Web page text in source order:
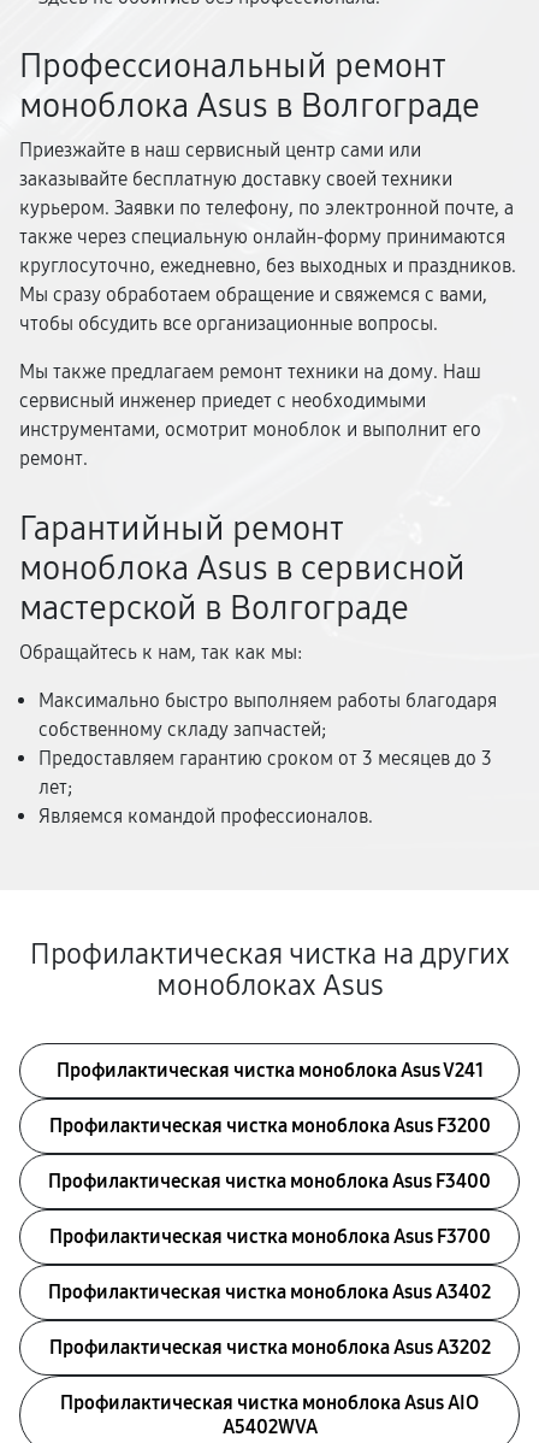
Профессиональный ремонт
моноблока Asus в Волгограде
Приезжайте в наш сервисный центр сами или
заказывайте бесплатную доставку своей техники
курьером. Заявки по телефону, по электронной почте, а
также через специальную онлайн-форму принимаются
круглосуточно, ежедневно, без выходных и праздников.
Мы сразу обработаем обращение и свяжемся с вами,
чтобы обсудить все организационные вопросы.
Мы также предлагаем ремонт техники на дому. Наш
сервисный инженер приедет с необходимыми
инструментами, осмотрит моноблок и выполнит его
ремонт.
Гарантийный ремонт
моноблока Asus в сервисной
мастерской в Волгограде
Обращайтесь к нам, так как мы:
Максимально быстро выполняем работы благодаря
собственному складу запчастей;
Предоставляем гарантию сроком от 3 месяцев до 3
лет;
Являемся командой профессионалов.
Профилактическая чистка на других
моноблоках Asus
Профилактическая чистка моноблока Asus V241
Профилактическая чистка моноблока Asus F3200
Профилактическая чистка моноблока Asus F3400
Профилактическая чистка моноблока Asus F3700
Профилактическая чистка моноблока Asus A3402
Профилактическая чистка моноблока Asus A3202
Профилактическая чистка моноблока Asus AIO
A5402WVA